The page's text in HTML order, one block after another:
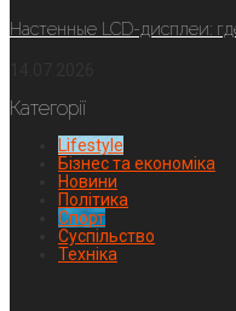
Настенные LCD-дисплеи:
Категорії
Lifestyle
Бізнес та економіка
Новини
Політика
Спорт
Суспільство
Техніка